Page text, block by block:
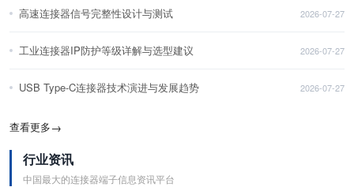
高速连接器信号完整性设计与测试 2026-07-27
工业连接器IP防护等级详解与选型建议 2026-07-27
USB Type-C连接器技术演进与发展趋势 2026-07-27
查看更多→
行业资讯
中国最大的连接器端子信息资讯平台